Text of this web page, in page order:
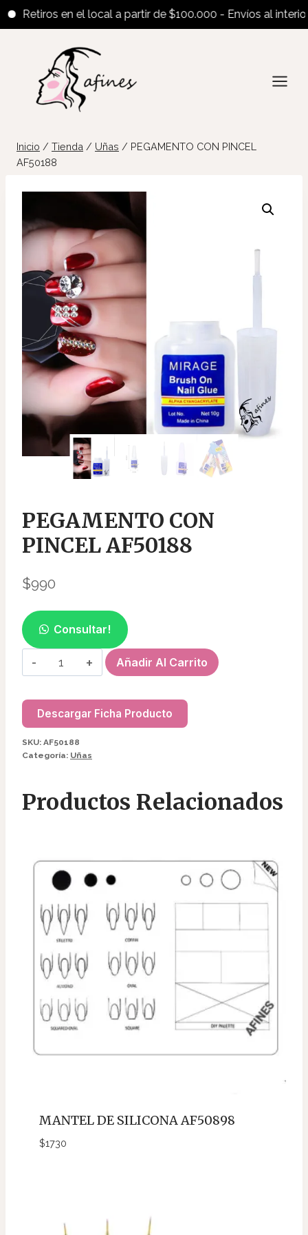
Retiros en el local a partir de $100.000 - Envíos al interior a
contenido
Inicio / Tienda / Uñas / PEGAMENTO CON PINCEL
AF50188
PEGAMENTO CON
PINCEL AF50188
$990
Consultar!
PEGAMENTO
CON
AF50188
cantidad
Añadir Al Carrito
Descargar Ficha Producto
SKU: AF50188
Categoría: Uñas
Productos Relacionados
MANTEL DE SILICONA AF50898
$1730